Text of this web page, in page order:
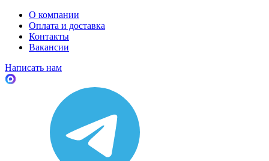
О компании
Оплата и доставка
Контакты
Вакансии
Написать нам